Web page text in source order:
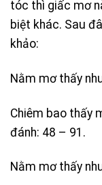
tóc thì giấc mơ
biệt khác. Sau
khảo:
Nằm mơ thấy
Chiêm bao thấy
đánh: 48 – 91.
Nằm mơ thấy